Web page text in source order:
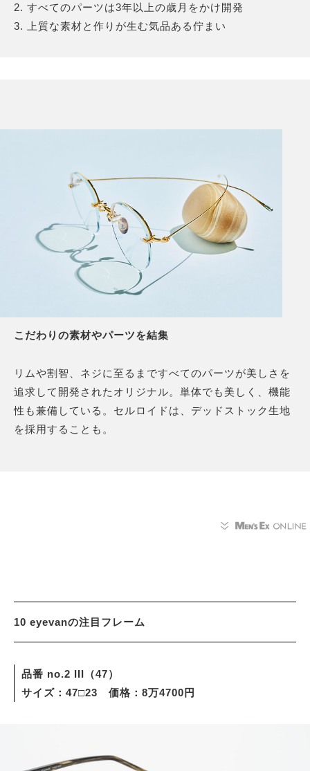
2. すべてのパーツは3年以上の歳月をかけ開発
3. 上質な素材と作りが生む気品ある佇まい
こだわりの素材やパーツを結集
リムや割智、ネジに至るまですべてのパーツが美しさを
追求して開発されたオリジナル。単体でも美しく、機能
性も兼備している。セルロイドは、デッドストック生地
を採用することも。
10 eyevanの注目フレーム
品番 no.2 III（47）
サイズ：47□23 価格：8万4700円